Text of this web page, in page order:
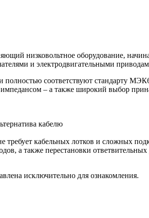
низковольтное оборудование,
и электродвигательными
соответствуют стандарту
– а также широкий выбор
кабелю
кабельных лотков и сложных
а также перестановки
исключительно для ознакомления.